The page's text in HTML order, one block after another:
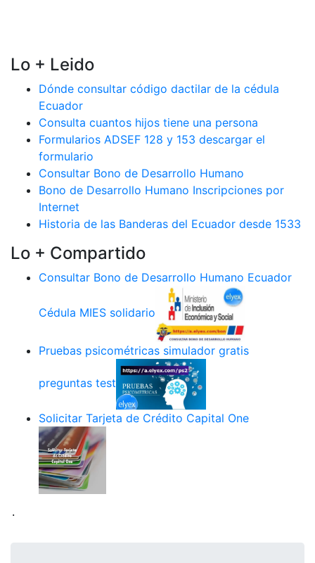
Lo + Leido
Dónde consultar código dactilar de la cédula
Ecuador
Consulta cuantos hijos tiene una persona
Formularios ADSEF 128 y 153 descargar el
formulario
Consultar Bono de Desarrollo Humano
Bono de Desarrollo Humano Inscripciones por
Internet
Historia de las Banderas del Ecuador desde 1533
Lo + Compartido
Consultar Bono de Desarrollo Humano Ecuador
Cédula MIES solidario
Pruebas psicométricas simulador gratis
preguntas test
Solicitar Tarjeta de Crédito Capital One
.